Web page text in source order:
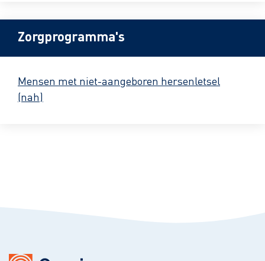
Zorgprogramma's
Mensen met niet-aangeboren hersenletsel
(nah)